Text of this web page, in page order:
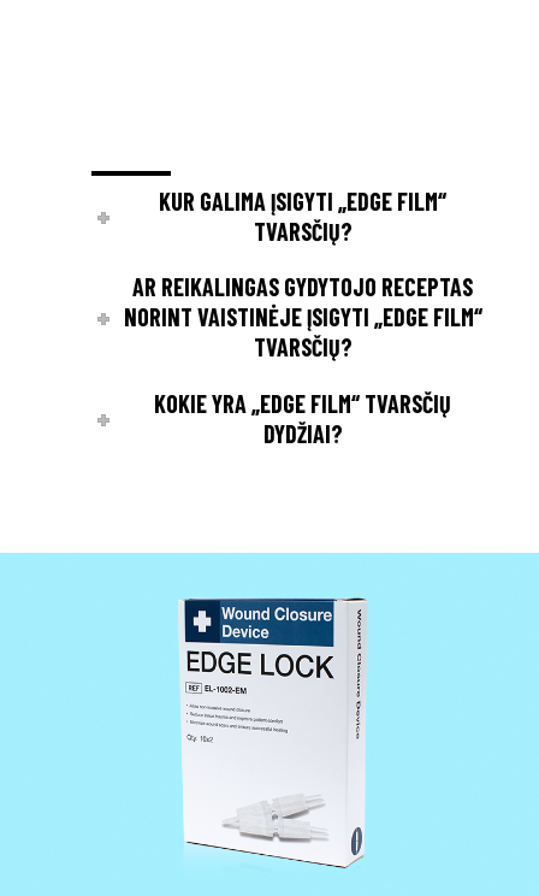
KUR GALIMA ĮSIGYTI „EDGE FILM“
TVARSČIŲ?
AR REIKALINGAS GYDYTOJO RECEPTAS
NORINT VAISTINĖJE ĮSIGYTI „EDGE FILM“
TVARSČIŲ?
KOKIE YRA „EDGE FILM“ TVARSČIŲ
DYDŽIAI?